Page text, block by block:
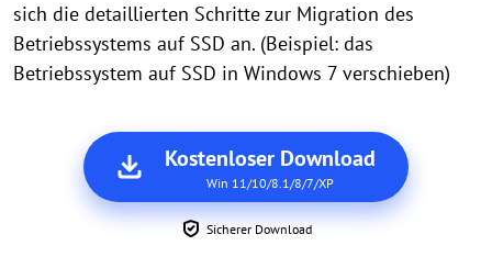
sich die detaillierten Schritte zur Migration des
Betriebssystems auf SSD an. (Beispiel: das
Betriebssystem auf SSD in Windows 7 verschieben)
Kostenloser Download
Win 11/10/8.1/8/7/XP
Sicherer Download